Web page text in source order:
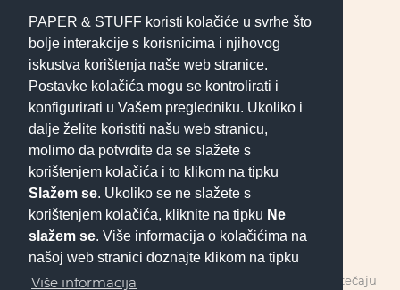
PAPER & STUFF koristi kolačiće u svrhe što
bolje interakcije s korisnicima i njihovog
iskustva korištenja naše web stranice.
Postavke kolačića mogu se kontrolirati i
konfigurirati u Vašem pregledniku. Ukoliko i
dalje želite koristiti našu web stranicu,
molimo da potvrdite da se slažete s
korištenjem kolačića i to klikom na tipku
Slažem se. Ukoliko se ne slažete s
korištenjem kolačića, kliknite na tipku Ne
slažem se. Više informacija o kolačićima na
našoj web stranici doznajte klikom na tipku
Više informacija
PRATI NAS
UVJETI POSLOVANJA
Pravila privatnosti
Jednostrani raskid ugovora
Sve cijene prikazane u EUR obračunate su po fiksnom tečaju